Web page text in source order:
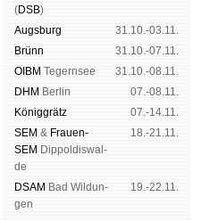
(DSB)
Augs­burg
31.10.-03.11.
Brünn
31.10.-07.11.
OIBM Tegern­see
31.10.-08.11.
DHM Ber­lin
07.-08.11.
König­grätz
07.-14.11.
SEM & Frauen-
SEM Dip­pol­dis­wal­
de
18.-21.11.
DSAM Bad Wil­dun­
gen
19.-22.11.